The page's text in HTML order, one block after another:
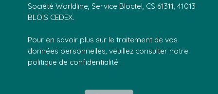
Société Worldline, Service Bloctel, CS 61311, 41013
BLOIS CEDEX.
Pour en savoir plus sur le traitement de vos
données personnelles, veuillez consulter notre
politique de confidentialité.